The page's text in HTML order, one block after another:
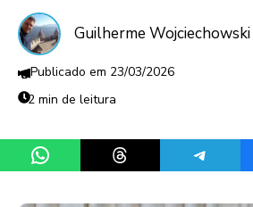
Guilherme Wojciechowski
23/03/2026
2 min de leitura
Share on WhatsAppShare on ThreadsShare